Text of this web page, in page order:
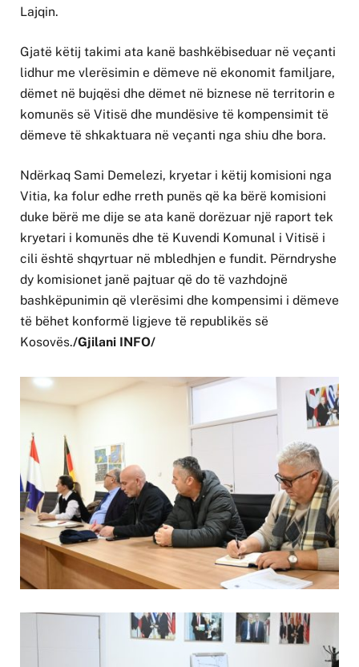
Lajqin.
Gjatë këtij takimi ata kanë bashkëbiseduar në veçanti
lidhur me vlerësimin e dëmeve në ekonomit familjare,
dëmet në bujqësi dhe dëmet në biznese në territorin e
komunës së Vitisë dhe mundësive të kompensimit të
dëmeve të shkaktuara në veçanti nga shiu dhe bora.
Ndërkaq Sami Demelezi, kryetar i këtij komisioni nga
Vitia, ka folur edhe rreth punës që ka bërë komisioni
duke bërë me dije se ata kanë dorëzuar një raport tek
kryetari i komunës dhe të Kuvendi Komunal i Vitisë i
cili është shqyrtuar në mbledhjen e fundit. Përndryshe
dy komisionet janë pajtuar që do të vazhdojnë
bashkëpunimin që vlerësimi dhe kompensimi i dëmeve
të bëhet konformë ligjeve të republikës së
Kosovës./Gjilani INFO/